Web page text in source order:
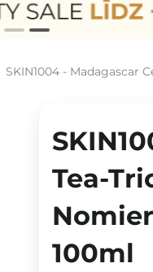
SKIN1004 - Madagascar
Tea-
100ml